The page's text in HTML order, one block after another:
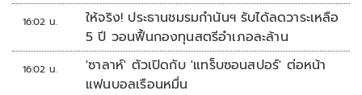
16:02 น.
ให้จริง! ประธานชมรมกำนันฯ รับได้ลดวาระเหลือ
5 ปี วอนฟื้นกองทุนสตรีอำเภอละล้าน
16:02 น.
'ซาลาห์' ตัวเปิดกับ 'แทร็บซอนสปอร์' ต่อหน้า
แฟนบอลเรือนหมื่น